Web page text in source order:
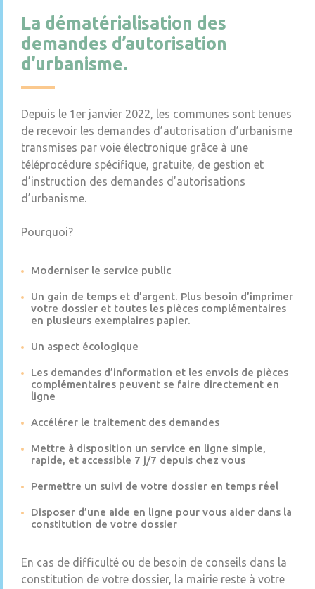
La dématérialisation des
demandes d’autorisation
d’urbanisme.
Depuis le 1er janvier 2022, les communes sont tenues
de recevoir les demandes d’autorisation d’urbanisme
transmises par voie électronique grâce à une
téléprocédure spécifique, gratuite, de gestion et
d’instruction des demandes d’autorisations
d’urbanisme.
Pourquoi?
Moderniser le service public
Un gain de temps et d’argent. Plus besoin d’imprimer
votre dossier et toutes les pièces complémentaires
en plusieurs exemplaires papier.
Un aspect écologique
Les demandes d’information et les envois de pièces
complémentaires peuvent se faire directement en
ligne
Accélérer le traitement des demandes
Mettre à disposition un service en ligne simple,
rapide, et accessible 7 j/7 depuis chez vous
Permettre un suivi de votre dossier en temps réel
Disposer d’une aide en ligne pour vous aider dans la
constitution de votre dossier
En cas de difficulté ou de besoin de conseils dans la
constitution de votre dossier, la mairie reste à votre